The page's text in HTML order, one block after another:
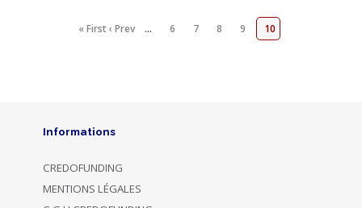
« First ‹ Prev … 6 7 8 9 10
Informations
CREDOFUNDING
MENTIONS LÉGALES